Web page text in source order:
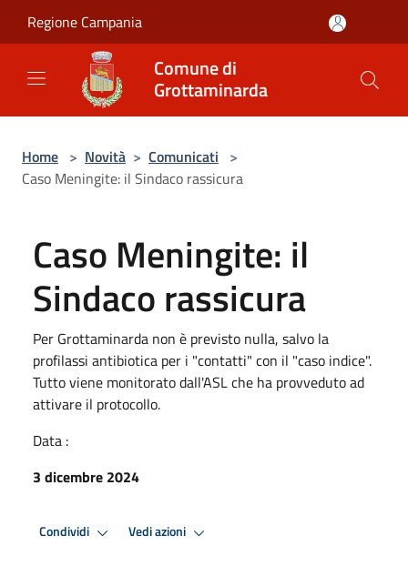
Regione Campania
Comune di
Grottaminarda
Home > Novità > Comunicati >
Caso Meningite: il Sindaco rassicura
Caso Meningite: il
Sindaco rassicura
Per Grottaminarda non è previsto nulla, salvo la
profilassi antibiotica per i "contatti" con il "caso indice".
Tutto viene monitorato dall'ASL che ha provveduto ad
attivare il protocollo.
Data :
3 dicembre 2024
Condividi Vedi azioni